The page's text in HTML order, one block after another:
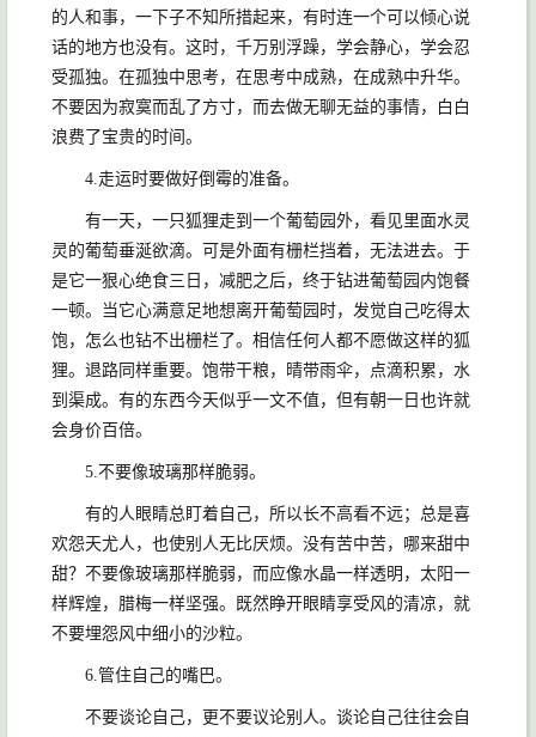
的人和事，一下子不知所措起来，有时连一个可以倾心说
话的地方也没有。这时，千万别浮躁，学会静心，学会忍
受孤独。在孤独中思考，在思考中成熟，在成熟中升华。
不要因为寂寞而乱了方寸，而去做无聊无益的事情，白白
浪费了宝贵的时间。
4.走运时要做好倒霉的准备。
有一天，一只狐狸走到一个葡萄园外，看见里面水灵
灵的葡萄垂涎欲滴。可是外面有栅栏挡着，无法进去。于
是它一狠心绝食三日，减肥之后，终于钻进葡萄园内饱餐
一顿。当它心满意足地想离开葡萄园时，发觉自己吃得太
饱，怎么也钻不出栅栏了。相信任何人都不愿做这样的狐
狸。退路同样重要。饱带干粮，晴带雨伞，点滴积累，水
到渠成。有的东西今天似乎一文不值，但有朝一日也许就
会身价百倍。
5.不要像玻璃那样脆弱。
有的人眼睛总盯着自己，所以长不高看不远；总是喜
欢怨天尤人，也使别人无比厌烦。没有苦中苦，哪来甜中
甜？不要像玻璃那样脆弱，而应像水晶一样透明，太阳一
样辉煌，腊梅一样坚强。既然睁开眼睛享受风的清凉，就
不要埋怨风中细小的沙粒。
6.管住自己的嘴巴。
不要谈论自己，更不要议论别人。谈论自己往往会自